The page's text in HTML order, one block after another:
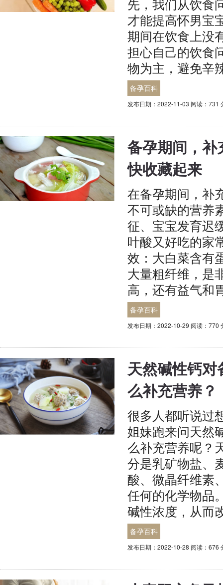
才能提高怀男宝
期间在饮食上没
担心自己的饮食
物为主，避免辛
备孕百科
发布日期：2022-11-03 阅读：731
备孕期间，补
快收藏起来
在备孕期间，补
不可或缺的营养
征、宝宝发育迟
叶酸又好吃的家
效：大白菜含有
大量粗纤维，是
高，还有益气和
备孕百科
发布日期：2022-10-29 阅读：770
天然碱性钙
么补充营养？
很多人都听说过
姐妹跑来问天然
么补充营养呢？
分是乳矿物盐、
酸、微晶纤维素
任何的化学物品
碱性浓度，从而
备孕百科
发布日期：2022-10-28 阅读：676